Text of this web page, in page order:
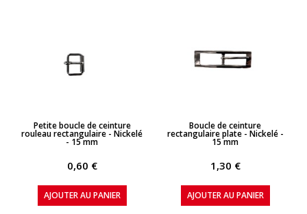
APERÇU RAPIDE
Petite boucle de ceinture
rouleau rectangulaire - Nickelé
- 15 mm
0,60 €
AJOUTER AU PANIER
APERÇU RAPIDE
Boucle de ceinture
rectangulaire plate - Nickelé -
15 mm
1,30 €
AJOUTER AU PANIER